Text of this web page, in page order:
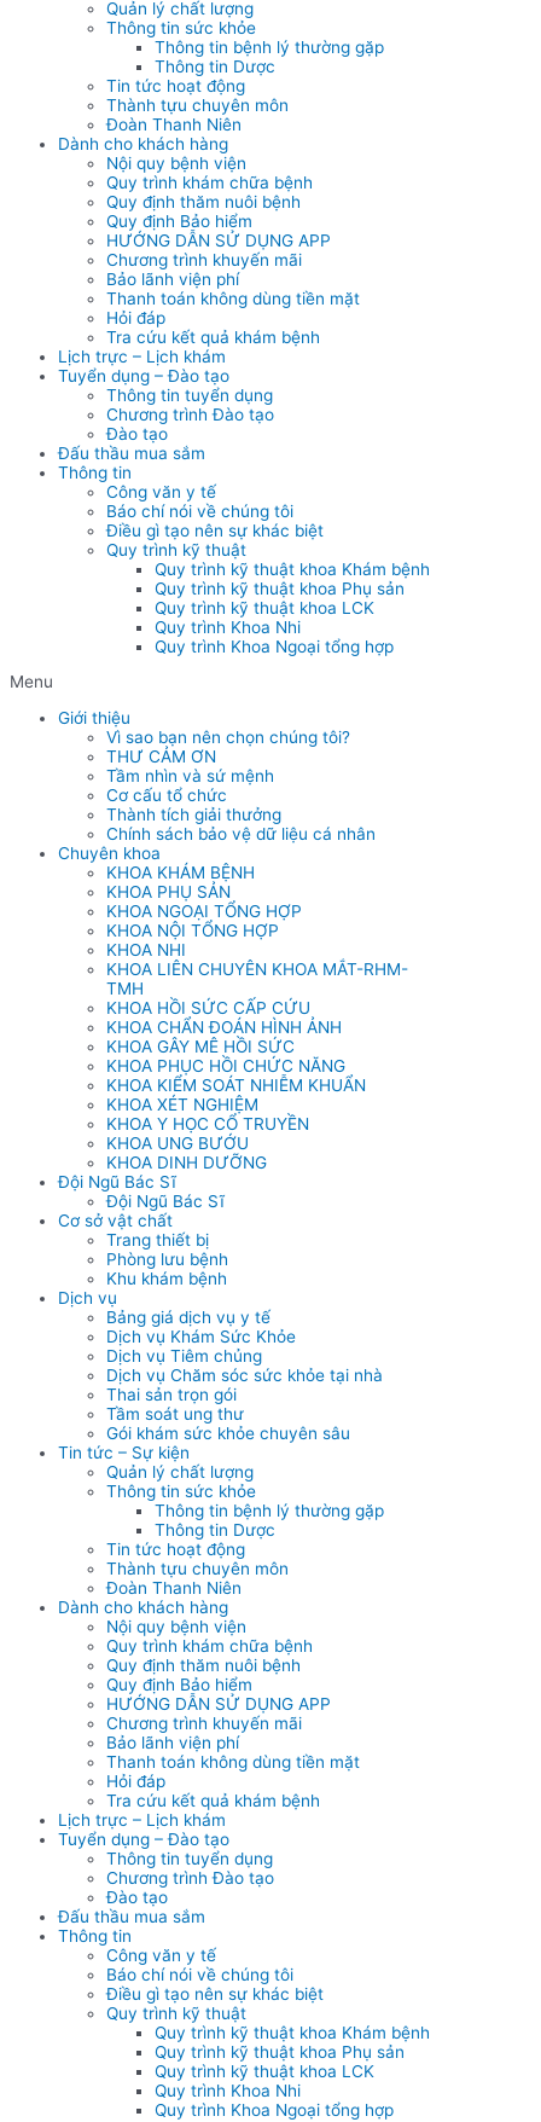
Quản lý chất lượng
Thông tin sức khỏe
Thông tin bệnh lý thường gặp
Thông tin Dược
Tin tức hoạt động
Thành tựu chuyên môn
Đoàn Thanh Niên
Dành cho khách hàng
Nội quy bệnh viện
Quy trình khám chữa bệnh
Quy định thăm nuôi bệnh
Quy định Bảo hiểm
HƯỚNG DẪN SỬ DỤNG APP
Chương trình khuyến mãi
Bảo lãnh viện phí
Thanh toán không dùng tiền mặt
Hỏi đáp
Tra cứu kết quả khám bệnh
Lịch trực – Lịch khám
Tuyển dụng – Đào tạo
Thông tin tuyển dụng
Chương trình Đào tạo
Đào tạo
Đấu thầu mua sắm
Thông tin
Công văn y tế
Báo chí nói về chúng tôi
Điều gì tạo nên sự khác biệt
Quy trình kỹ thuật
Quy trình kỹ thuật khoa Khám bệnh
Quy trình kỹ thuật khoa Phụ sản
Quy trình kỹ thuật khoa LCK
Quy trình Khoa Nhi
Quy trình Khoa Ngoại tổng hợp
Menu
Giới thiệu
Vì sao bạn nên chọn chúng tôi?
THƯ CẢM ƠN
Tầm nhìn và sứ mệnh
Cơ cấu tổ chức
Thành tích giải thưởng
Chính sách bảo vệ dữ liệu cá nhân
Chuyên khoa
KHOA KHÁM BỆNH
KHOA PHỤ SẢN
KHOA NGOẠI TỔNG HỢP
KHOA NỘI TỔNG HỢP
KHOA NHI
KHOA LIÊN CHUYÊN KHOA MẮT-RHM-
TMH
KHOA HỒI SỨC CẤP CỨU
KHOA CHẨN ĐOÁN HÌNH ẢNH
KHOA GÂY MÊ HỒI SỨC
KHOA PHỤC HỒI CHỨC NĂNG
KHOA KIỂM SOÁT NHIỄM KHUẨN
KHOA XÉT NGHIỆM
KHOA Y HỌC CỔ TRUYỀN
KHOA UNG BƯỚU
KHOA DINH DƯỠNG
Đội Ngũ Bác Sĩ
Đội Ngũ Bác Sĩ
Cơ sở vật chất
Trang thiết bị
Phòng lưu bệnh
Khu khám bệnh
Dịch vụ
Bảng giá dịch vụ y tế
Dịch vụ Khám Sức Khỏe
Dịch vụ Tiêm chủng
Dịch vụ Chăm sóc sức khỏe tại nhà
Thai sản trọn gói
Tầm soát ung thư
Gói khám sức khỏe chuyên sâu
Tin tức – Sự kiện
Quản lý chất lượng
Thông tin sức khỏe
Thông tin bệnh lý thường gặp
Thông tin Dược
Tin tức hoạt động
Thành tựu chuyên môn
Đoàn Thanh Niên
Dành cho khách hàng
Nội quy bệnh viện
Quy trình khám chữa bệnh
Quy định thăm nuôi bệnh
Quy định Bảo hiểm
HƯỚNG DẪN SỬ DỤNG APP
Chương trình khuyến mãi
Bảo lãnh viện phí
Thanh toán không dùng tiền mặt
Hỏi đáp
Tra cứu kết quả khám bệnh
Lịch trực – Lịch khám
Tuyển dụng – Đào tạo
Thông tin tuyển dụng
Chương trình Đào tạo
Đào tạo
Đấu thầu mua sắm
Thông tin
Công văn y tế
Báo chí nói về chúng tôi
Điều gì tạo nên sự khác biệt
Quy trình kỹ thuật
Quy trình kỹ thuật khoa Khám bệnh
Quy trình kỹ thuật khoa Phụ sản
Quy trình kỹ thuật khoa LCK
Quy trình Khoa Nhi
Quy trình Khoa Ngoại tổng hợp